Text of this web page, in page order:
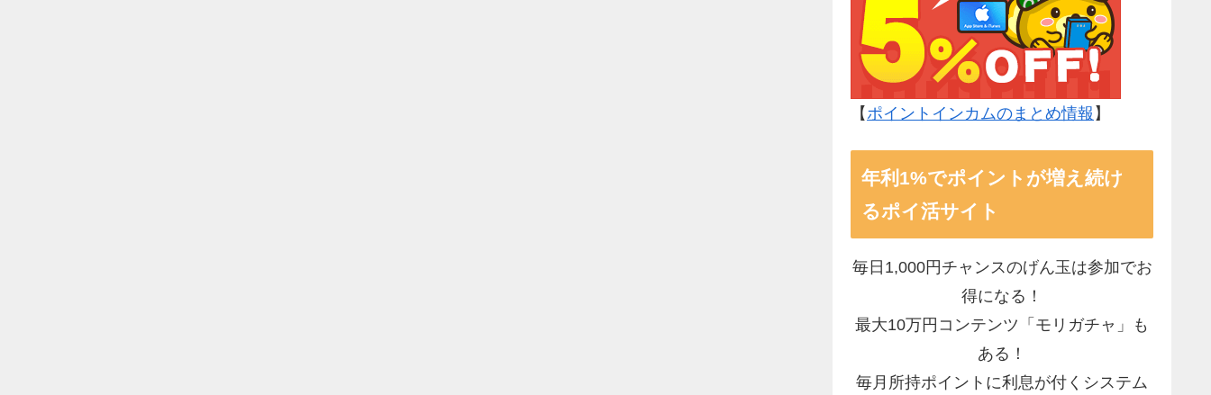
【 ポイントインカムのまとめ情報 】
年利1%でポイントが増え続け
るポイ活サイト
毎日1,000円チャンスのげん玉は参加でお
得になる！
最大10万円コンテンツ「モリガチャ」も
ある！
毎月所持ポイントに利息が付くシステム